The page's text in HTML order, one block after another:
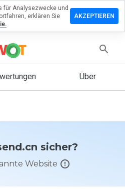
Über
sicher?
Website
für Analysezwecke und
erklären Sie
AKZEPTIEREN